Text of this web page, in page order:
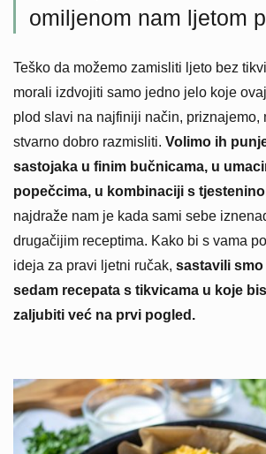
omiljenom nam ljetom
Teško da možemo zamisliti ljeto bez
morali izdvojiti samo jedno jelo koje
plod slavi na najfiniji način, priznajemo,
stvarno dobro razmisliti. Volimo ih
sastojaka u finim bučnicama, u
popečcima, u kombinaciji s
najdraže nam je kada sami sebe
drugačijim receptima. Kako bi s vama
ideja za pravi ljetni ručak, sastavili
sedam recepata s tikvicama u koje
zaljubiti već na prvi pogled.